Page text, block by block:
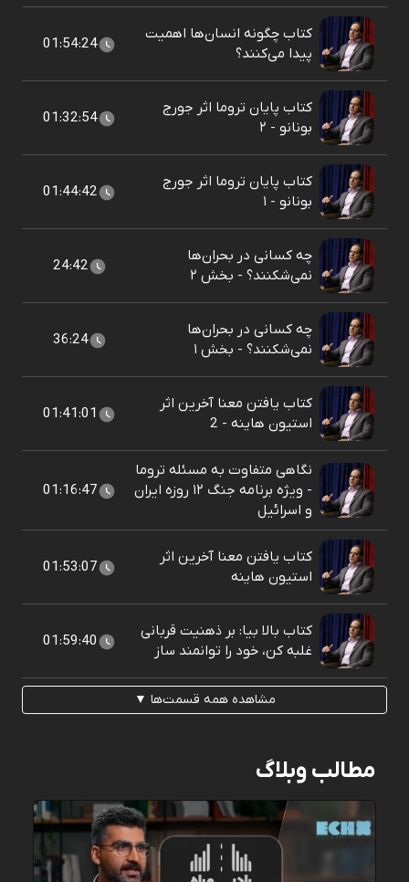
کتاب چگونه انسان‌ها اهمیت
پیدا می‌کنند؟
01:54:24
کتاب پایان تروما اثر جورج
بونانو - ۲
01:32:54
کتاب پایان تروما اثر جورج
بونانو - ۱
01:44:42
چه کسانی در بحران‌ها
نمی‌شکنند؟ - بخش ۲
24:42
چه کسانی در بحران‌ها
نمی‌شکنند؟ - بخش ۱
36:24
کتاب یافتن معنا آخرین اثر
استیون هاینه - 2
01:41:01
نگاهی متفاوت به مسئله تروما
- ویژه برنامه جنگ ۱۲ روزه ایران
و اسرائیل
01:16:47
کتاب یافتن معنا آخرین اثر
استیون هاینه
01:53:07
کتاب بالا بیا: بر ذهنیت قربانی
غلبه کن، خود را توانمند ساز
01:59:40
مشاهده همه قسمت‌ها ▼
مطالب وبلاگ